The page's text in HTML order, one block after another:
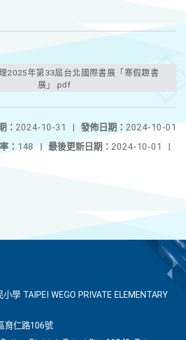
展」.pdf
發佈日期： 2024-10-01
： 2024-10-31
|
最後更新日期： 2024-10-01 |
： 148 |
學 TAIPEI WEGO PRIVATE ELEMENTARY
育仁路106號